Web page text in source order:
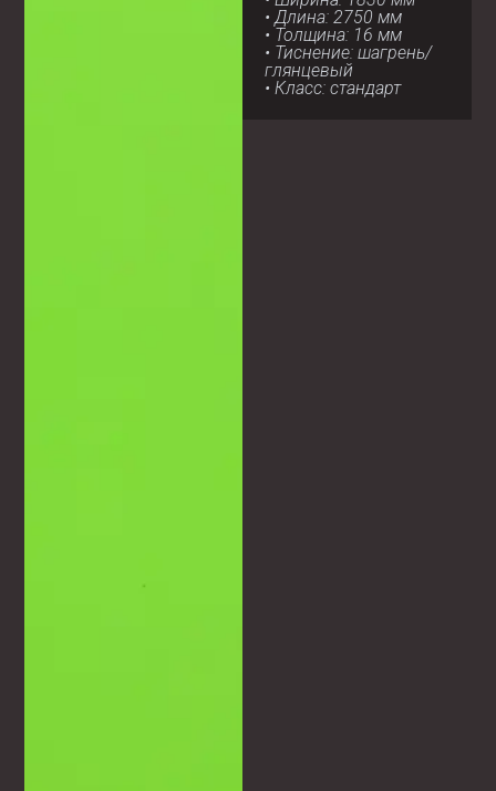
• Длина: 2750 мм
• Толщина: 16 мм
• Тиснение: шагрень/
глянцевый
• Класс: стандарт